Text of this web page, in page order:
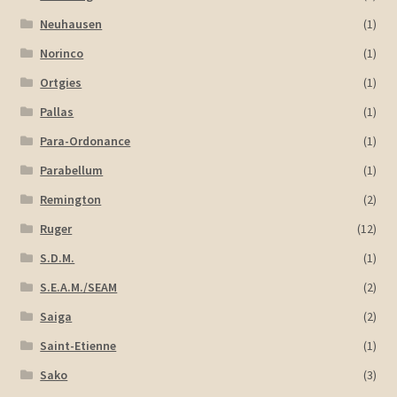
Neuhausen
(1)
Norinco
(1)
Ortgies
(1)
Pallas
(1)
Para-Ordonance
(1)
Parabellum
(1)
Remington
(2)
Ruger
(12)
S.D.M.
(1)
S.E.A.M./SEAM
(2)
Saiga
(2)
Saint-Etienne
(1)
Sako
(3)